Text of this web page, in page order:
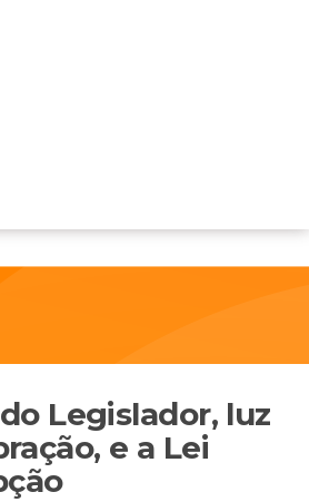
Legislador, luz
e a Lei